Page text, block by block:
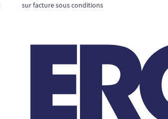
sur facture sous conditions